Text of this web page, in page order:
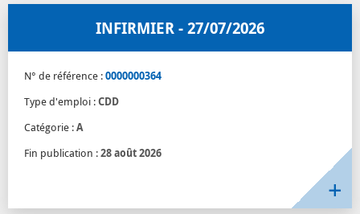
INFIRMIER - 27/07/2026
N° de référence :0000000364
Type d'emploi :CDD
Catégorie :A
Fin publication :28 août 2026